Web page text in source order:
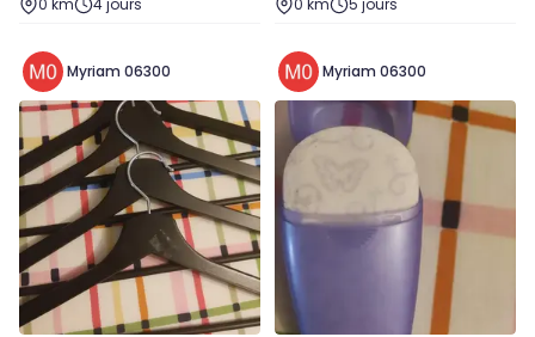
0 km 4 jours 0 km 5 jours
Myriam 06300 Myriam 06300